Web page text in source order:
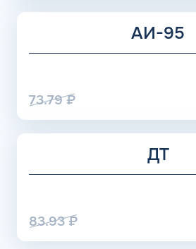
АИ-95
73.79₽
ДТ
83.93₽